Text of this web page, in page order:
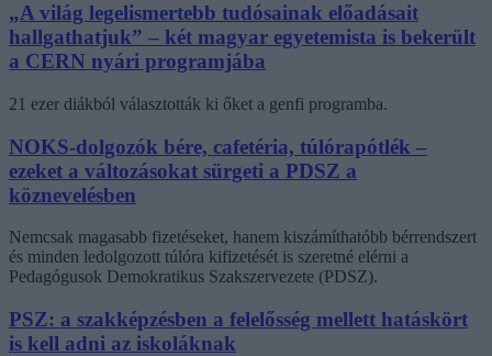
„A világ legelismertebb tudósainak előadásait
hallgathatjuk” – két magyar egyetemista is bekerült
a CERN nyári programjába
21 ezer diákból választották ki őket a genfi programba.
NOKS-dolgozók bére, cafetéria, túlórapótlék –
ezeket a változásokat sürgeti a PDSZ a
köznevelésben
Nemcsak magasabb fizetéseket, hanem kiszámíthatóbb bérrendszert
és minden ledolgozott túlóra kifizetését is szeretné elérni a
Pedagógusok Demokratikus Szakszervezete (PDSZ).
PSZ: a szakképzésben a felelősség mellett hatáskört
is kell adni az iskoláknak